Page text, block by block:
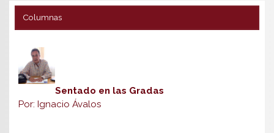
Columnas
Sentado en las Gradas
Por: Ignacio Ávalos